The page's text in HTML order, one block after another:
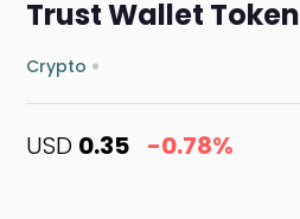
Trust Wallet Token
Crypto
USD 0.35 -0.78%